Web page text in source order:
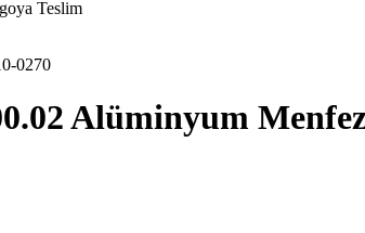
Teslim
0270
Alüminyum